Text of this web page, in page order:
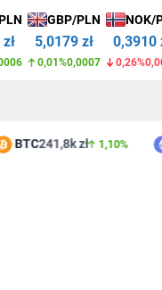
GBP/PLN
5,0179 zł
0,01%0,0007
NOK/
0,3910
0,26%
BTC241,8k zł 1,10%